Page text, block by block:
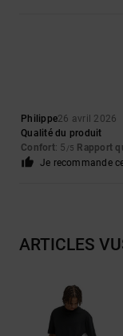
Philippe26 avril 2026
Qualité du produit
Confort: 5 /5 Rapport
Je recommande
ARTICLES